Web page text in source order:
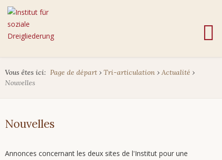
Vous êtes ici: Page de départ › Tri-articulation › Actualité ›
Nouvelles
Nouvelles
Annonces concernant les deux sites de l'Institut pour une